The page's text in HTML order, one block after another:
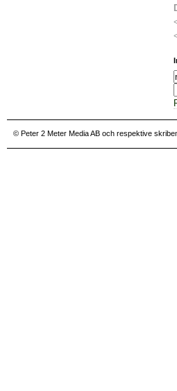
© Peter 2 Meter Media AB och respektive